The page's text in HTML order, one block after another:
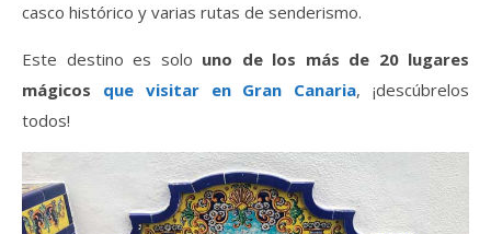
casco histórico y varias rutas de senderismo.
Este destino es solo uno de los más de 20 lugares
mágicos
que visitar en Gran Canaria, ¡descúbrelos
todos!